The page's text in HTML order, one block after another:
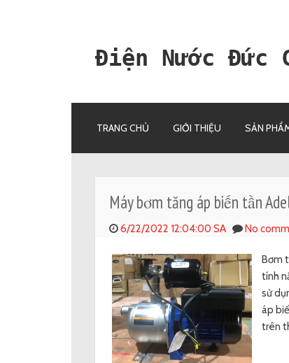
Điện Nước Đức
SKIP TO CONTENT
TRANG CHỦ GIỚI THIỆU SẢN
Máy bơm tăng áp biến tần
6/22/2022 12:04:00 SA No
Bơm
tính
sử
áp
trên